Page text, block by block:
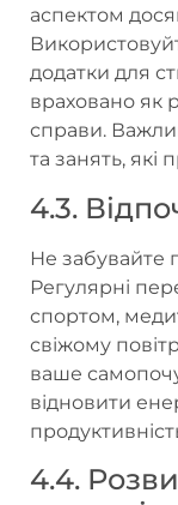
аспектом
додатки для
враховано як
справи.
та занять, які
4.3.
Не забувайте
Регулярні
спортом,
свіжому
ваше
відновити
4.4.